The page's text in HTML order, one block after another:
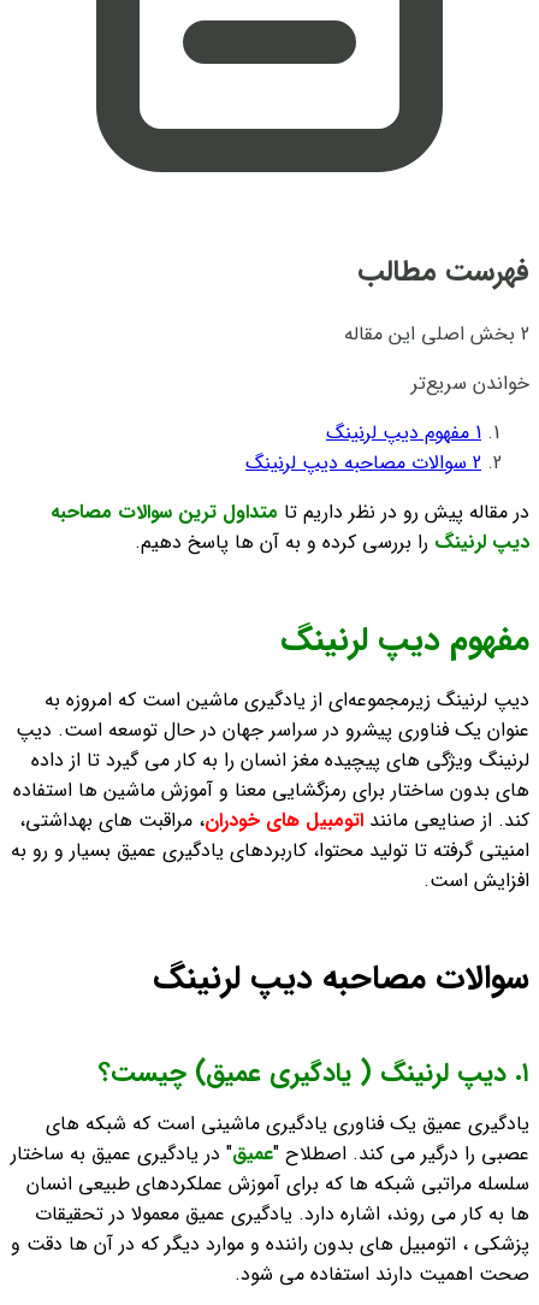
فهرست مطالب
2 بخش اصلی این مقاله
خواندن سریع‌تر
1 مفهوم دیپ لرنینگ
2 سوالات مصاحبه دیپ لرنینگ
در مقاله پیش رو در نظر داریم تا متداول ترین سوالات مصاحبه
دیپ لرنینگ را بررسی کرده و به آن ها پاسخ دهیم.
مفهوم دیپ لرنینگ
دیپ لرنینگ زیرمجموعه‌ای از یادگیری ماشین است که امروزه به
عنوان یک فناوری پیشرو در سراسر جهان در حال توسعه است. دیپ
لرنینگ ویژگی های پیچیده مغز انسان را به کار می گیرد تا از داده
های بدون ساختار برای رمزگشایی معنا و آموزش ماشین ها استفاده
کند. از صنایعی مانند اتومبیل های خودران، مراقبت های بهداشتی،
امنیتی گرفته تا تولید محتوا، کاربردهای یادگیری عمیق بسیار و رو به
افزایش است.
سوالات مصاحبه دیپ لرنینگ
١. دیپ لرنینگ ( یادگیری عمیق) چیست؟
یادگیری عمیق یک فناوری یادگیری ماشینی است که شبکه های
عصبی را درگیر می کند. اصطلاح "عمیق" در یادگیری عمیق به ساختار
سلسله مراتبی شبکه ها که برای آموزش عملکردهای طبیعی انسان
ها به کار می روند، اشاره دارد. یادگیری عمیق معمولا در تحقیقات
پزشکی ، اتومبیل های بدون راننده و موارد دیگر که در آن ها دقت و
صحت اهمیت دارند استفاده می شود.